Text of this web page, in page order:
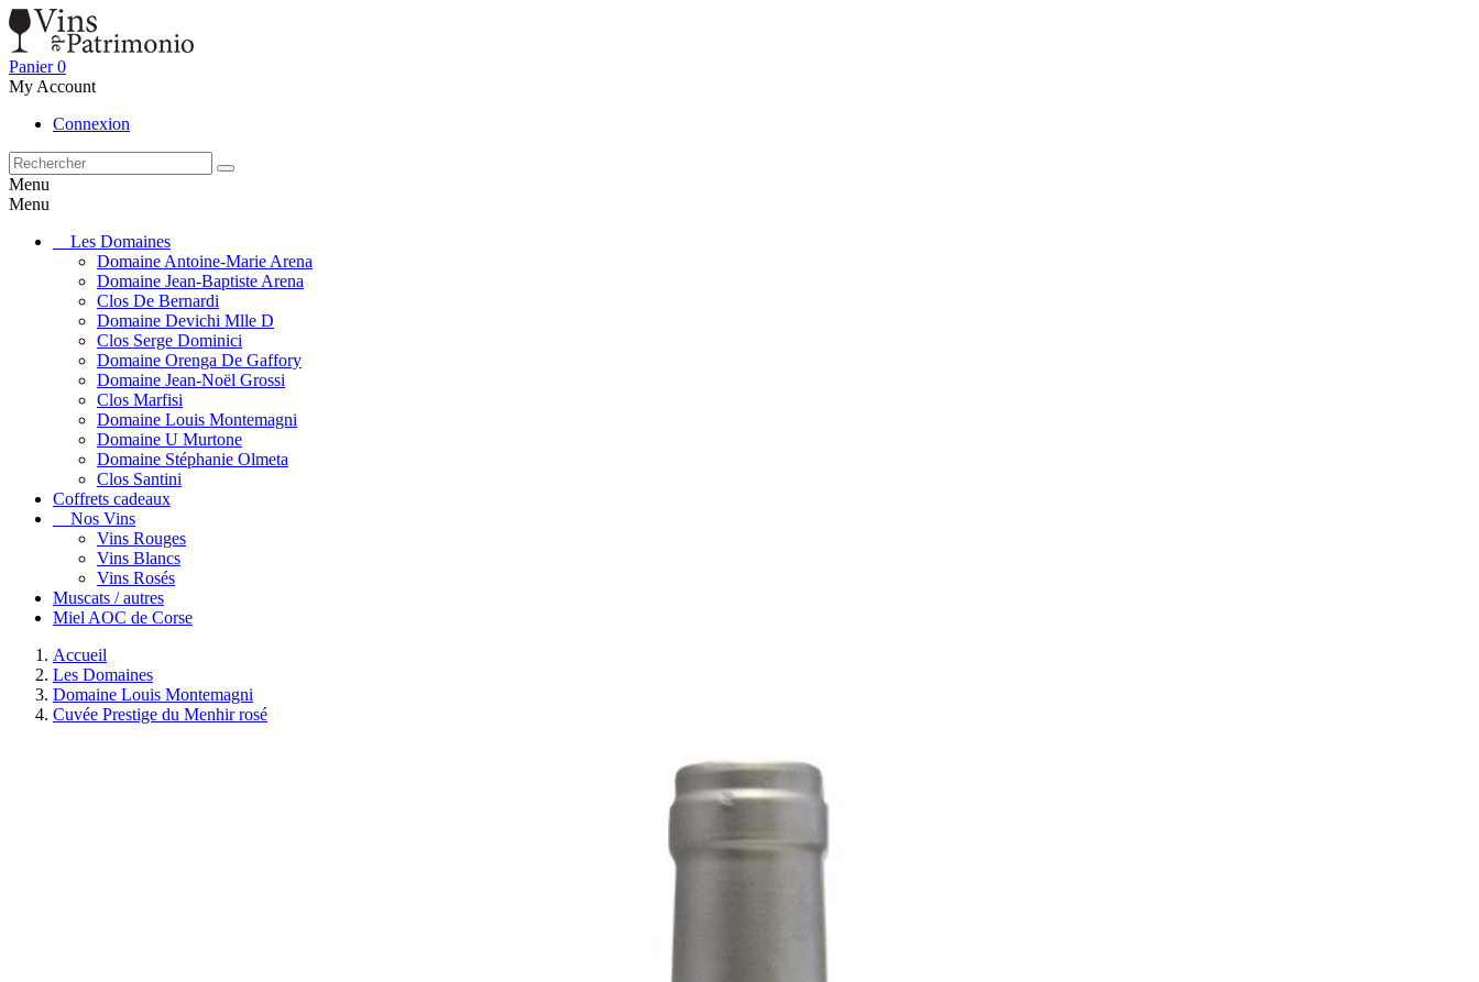
Panier 0
My Account
Connexion
Menu
Menu
Les Domaines
Domaine Antoine-Marie Arena
Domaine Jean-Baptiste Arena
Clos De Bernardi
Domaine Devichi Mlle D
Clos Serge Dominici
Domaine Orenga De Gaffory
Domaine Jean-Noël Grossi
Clos Marfisi
Domaine Louis Montemagni
Domaine U Murtone
Domaine Stéphanie Olmeta
Clos Santini
Coffrets cadeaux
Nos Vins
Vins Rouges
Vins Blancs
Vins Rosés
Muscats / autres
Miel AOC de Corse
Accueil
Les Domaines
Domaine Louis Montemagni
Cuvée Prestige du Menhir rosé